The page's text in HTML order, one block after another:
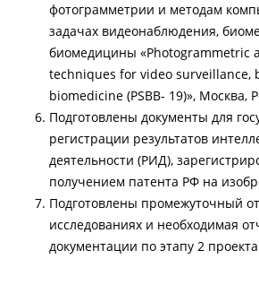
фотограмметрии и методам
задачах видеонаблюдения,
биомедицины «Photogrammetric
techniques for video surveillance,
biomedicine (PSBB- 19)», Москва,
Подготовлены документы для
регистрации результатов
деятельности (РИД),
получением патента РФ на
Подготовлены промежуточный
исследованиях и необходимая
документации по этапу 2